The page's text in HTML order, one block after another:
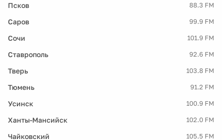
Псков 88.3 FM
Саров 99.9 FM
Сочи 101.9 FM
Ставрополь 92.6 FM
Тверь 103.8 FM
Тюмень 91.2 FM
Усинск 100.9 FM
Ханты-Мансийск 102.0 FM
Чайковский 105.5 FM